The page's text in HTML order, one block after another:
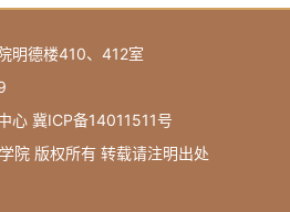
明德楼410、412室
心 冀ICP备14011511号
院 版权所有 转载请注明出处